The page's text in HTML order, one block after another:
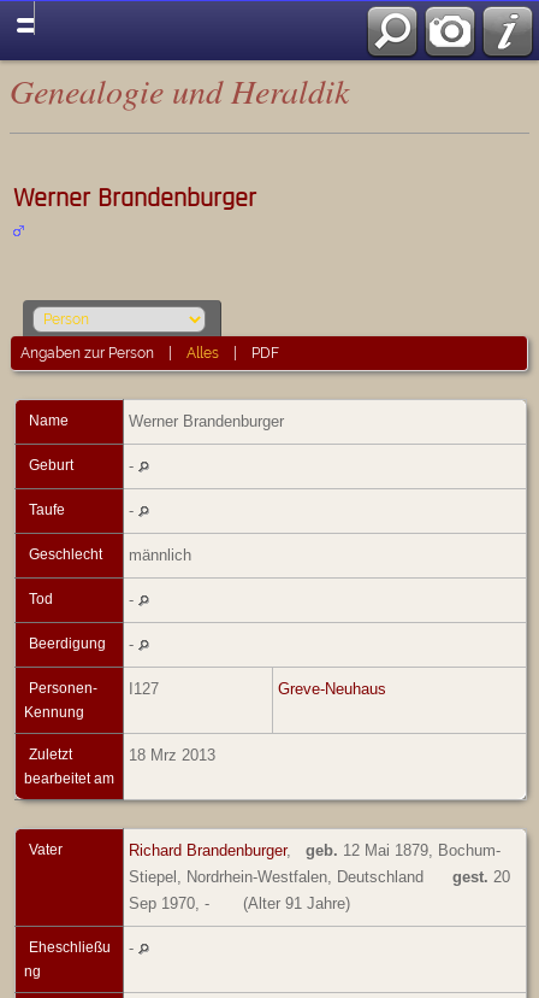
Genealogie und Heraldik
Werner Brandenburger
Angaben zur Person |Alles PDF
Name Werner Brandenburger
Geburt -
Taufe -
Geschlecht männlich
Tod -
Beerdigung -
Personen-
Kennung
I127 Greve-Neuhaus
Zuletzt
bearbeitet am
18 Mrz 2013
Vater Richard Brandenburger, geb. 12 Mai 1879, Bochum-
Stiepel, Nordrhein-Westfalen, Deutschland
gest. 20
Sep 1970, -
(Alter 91 Jahre)
Eheschließu
ng
-